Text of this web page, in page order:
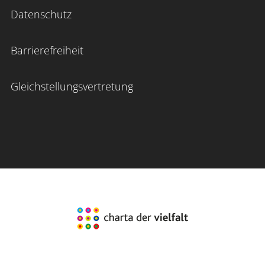
Datenschutz
Barrierefreiheit
Gleichstellungsvertretung